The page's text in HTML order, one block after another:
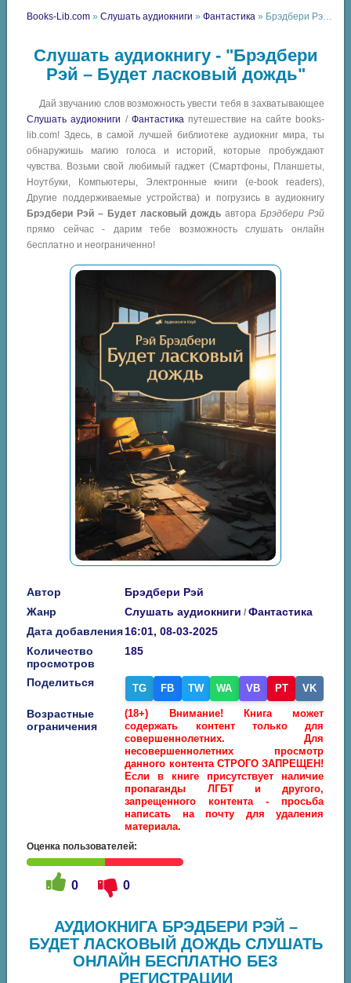
Books-Lib.com »Слушать аудиокниги »Фантастика » Брэдбери Рэй – Будет ласковый дождь
Слушать аудиокнигу - "Брэдбери
Рэй – Будет ласковый дождь"
Дай звучанию слов возможность увести тебя в захватывающее
Слушать аудиокниги / Фантастикапутешествие на сайте books-
lib.com! Здесь, в самой лучшей библиотеке аудиокниг мира, ты
обнаружишь магию голоса и историй, которые пробуждают
чувства. Возьми свой любимый гаджет (Смартфоны, Планшеты,
Ноутбуки, Компьютеры, Электронные книги (e-book readers),
Другие поддерживаемые устройства) и погрузись в аудиокнигу
Брэдбери Рэй – Будет ласковый дождьавтора Брэдбери Рэй
прямо сейчас - дарим тебе возможность слушать онлайн
бесплатно и неограниченно!
Автор
Брэдбери Рэй
Жанр
Слушать аудиокниги /Фантастика
Дата добавления16:01, 08-03-2025
Количество
просмотров
185
Поделиться TG FB TW WA VB PT VK
Возрастные
ограничения
(18+) Внимание! Книга может
содержать контент только для
совершеннолетних. Для
несовершеннолетних просмотр
данного контента СТРОГО ЗАПРЕЩЕН!
Если в книге присутствует наличие
пропаганды ЛГБТ и другого,
запрещенного контента - просьба
написать на почту для удаления
материала.
Оценка пользователей:
0 0
АУДИОКНИГА БРЭДБЕРИ РЭЙ –
БУДЕТ ЛАСКОВЫЙ ДОЖДЬ СЛУШАТЬ
ОНЛАЙН БЕСПЛАТНО БЕЗ
РЕГИСТРАЦИИ